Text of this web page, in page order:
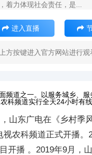
着力体现社会责任，是...
进入直播
方按键进入官方网站进行观
频道之一。以服务城乡、
科频道实行全天24小时有
山东广电在《乡村季
农科频道正式开播。
开播 。2019年9月，